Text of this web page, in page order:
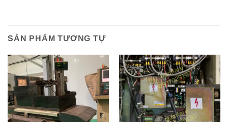
SẢN PHẨM TƯƠNG TỰ